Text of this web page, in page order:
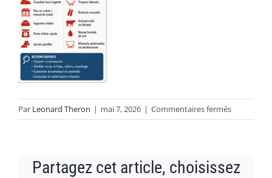
CAPSULES
CONTACT
Par Leonard Theron | mai 7, 2026 | Commentaires ferméssur
Partagez cet article, choisissez